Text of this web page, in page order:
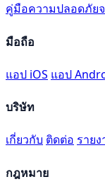
คู่มือความปลอดภัย
มือถือ
แอป iOS แอป
บริษัท
เกี่ยวกับ ติดต่อ ราย
กฎหมาย